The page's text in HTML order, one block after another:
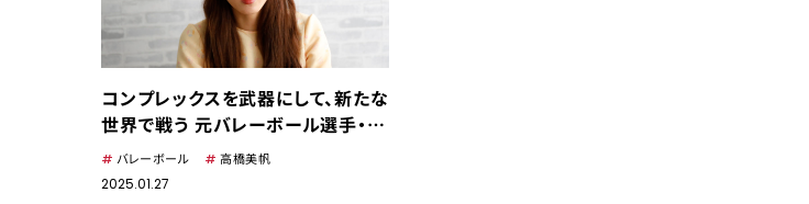
コンプレックスを武器にして、新たな
世界で戦う 元バレーボール選手・高
橋美帆
バレーボール 高橋美帆
2025.01.27